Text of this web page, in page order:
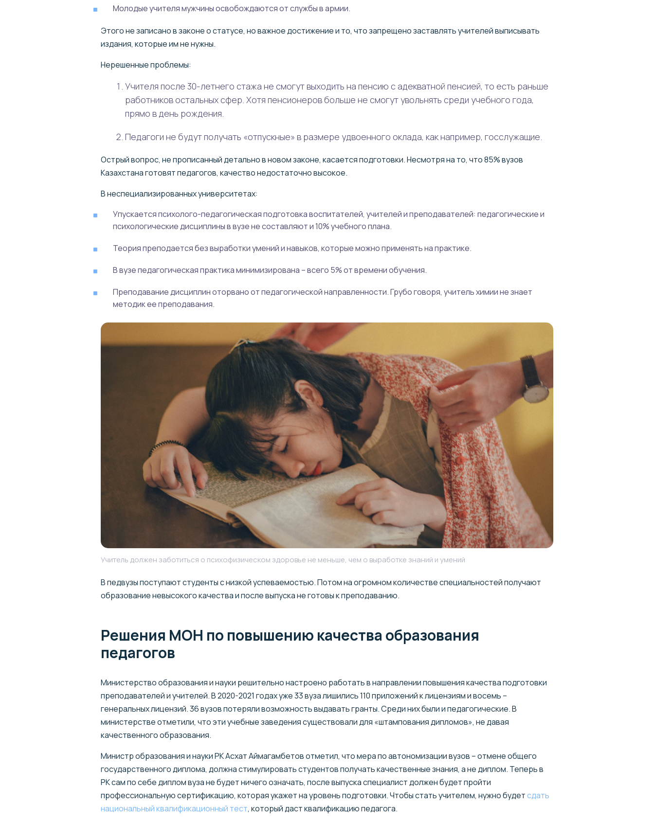
Молодые учителя мужчины освобождаются от службы в армии.
Этого не записано в законе о статусе, но важное достижение и то, что запрещено заставлять учителей выписывать
издания, которые им не нужны.
Нерешенные проблемы:
Учителя после 30-летнего стажа не смогут выходить на пенсию с адекватной пенсией, то есть раньше
работников остальных сфер. Хотя пенсионеров больше не смогут увольнять среди учебного года,
прямо в день рождения.
Педагоги не будут получать «отпускные» в размере удвоенного оклада, как например, госслужащие.
Острый вопрос, не прописанный детально в новом законе, касается подготовки. Несмотря на то, что 85% вузов
Казахстана готовят педагогов, качество недостаточно высокое.
В неспециализированных университетах:
Упускается психолого-педагогическая подготовка воспитателей, учителей и преподавателей: педагогические и
психологические дисциплины в вузе не составляют и 10% учебного плана.
Теория преподается без выработки умений и навыков, которые можно применять на практике.
В вузе педагогическая практика минимизирована – всего 5% от времени обучения.
Преподавание дисциплин оторвано от педагогической направленности. Грубо говоря, учитель химии не знает
методик ее преподавания.
Учитель должен заботиться о психофизическом здоровье не меньше, чем о выработке знаний и умений
В педвузы поступают студенты с низкой успеваемостью. Потом на огромном количестве специальностей получают
образование невысокого качества и после выпуска не готовы к преподаванию.
Решения МОН по повышению качества образования
педагогов
Министерство образования и науки решительно настроено работать в направлении повышения качества подготовки
преподавателей и учителей. В 2020-2021 годах уже 33 вуза лишились 110 приложений к лицензиям и восемь –
генеральных лицензий. 36 вузов потеряли возможность выдавать гранты. Среди них были и педагогические. В
министерстве отметили, что эти учебные заведения существовали для «штампования дипломов», не давая
качественного образования.
Министр образования и науки РК Асхат Аймагамбетов отметил, что мера по автономизации вузов – отмене общего
государственного диплома, должна стимулировать студентов получать качественные знания, а не диплом. Теперь в
РК сам по себе диплом вуза не будет ничего означать, после выпуска специалист должен будет пройти
профессиональную сертификацию, которая укажет на уровень подготовки. Чтобы стать учителем, нужно будетсдать
национальный квалификационный тест, который даст квалификацию педагога.